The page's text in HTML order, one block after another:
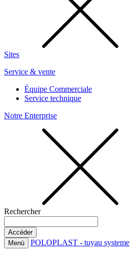
Sites
Service & vente
Équipe Commerciale
Service technique
Notre Enterprise
Rechercher
Menü POLOPLAST - tuyau systeme